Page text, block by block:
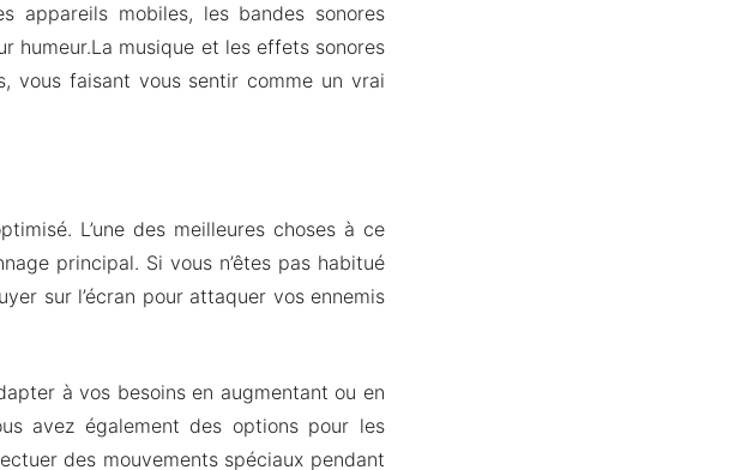
appareils mobiles, les bandes sonores
humeur.La musique et les effets sonores
vous faisant vous sentir comme un vrai
L’une des meilleures choses à ce
principal. Si vous n’êtes pas habitué
sur l’écran pour attaquer vos ennemis
à vos besoins en augmentant ou en
avez également des options pour les
des mouvements spéciaux pendant